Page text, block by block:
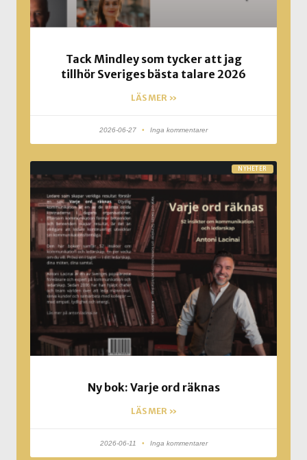
Tack Mindley som tycker att jag
tillhör Sveriges bästa talare 2026
LÄS MER »
2026-06-27 Inga kommentarer
NYHETER
Ny bok: Varje ord räknas
LÄS MER »
2026-06-11 Inga kommentarer